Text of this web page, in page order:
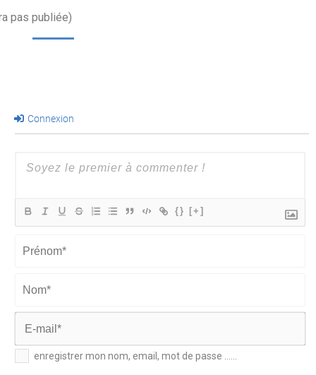
pas publiée)
Connexion
{} [+]
Nom*
E-
mail*
enregistrer mon nom, email, mot de passe ......